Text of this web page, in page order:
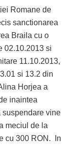
Romane de
sanctionarea
Braila cu o
02.10.2013 si
11.10.2013,
si 13.2 din
Horjea a
inaintea
suspendare vine
meciul de la
cu 300 RON. In